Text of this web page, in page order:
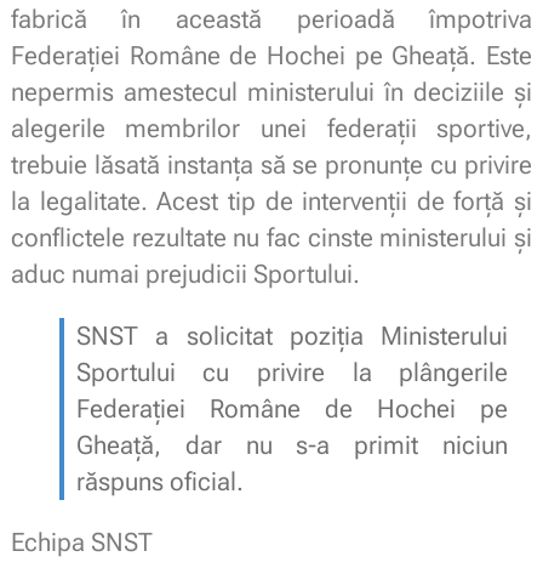
fabrică în această perioadă împotriva
Federației Române de Hochei pe Gheață. Este
nepermis amestecul ministerului în deciziile și
alegerile membrilor unei federații sportive,
trebuie lăsată instanța să se pronunțe cu privire
la legalitate. Acest tip de intervenții de forță și
conflictele rezultate nu fac cinste ministerului și
aduc numai prejudicii Sportului.
SNST a solicitat poziția Ministerului
Sportului cu privire la plângerile
Federației Române de Hochei pe
Gheață, dar nu s-a primit niciun
răspuns oficial.
Echipa SNST